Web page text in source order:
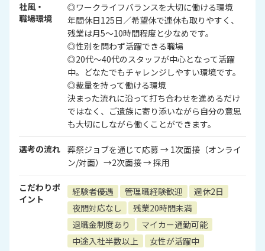
社風・
職場環境
◎ワークライフバランスを大切に働ける環境
年間休日125日／希望休で連休も取りやすく、
残業は月5～10時間程度と少なめです。
◎性別を問わず活躍できる職場
◎20代～40代のスタッフが中心となって活躍
中。どなたでもチャレンジしやすい環境です。
◎裁量を持って働ける環境
決まった流れに沿って打ち合わせを進めるだけ
ではなく、ご遺族に寄り添いながら自分の意思
も大切にしながら働くことができます。
選考の流れ 葬祭ジョブを通じて応募 → 1次面接（オンライ
ン/対面）→2次面接 → 採用
こだわりポ
イント
経験者優遇 管理職経験歓迎
週休2日
夜間対応なし
残業20時間未満
退職金制度あり
マイカー通勤可能
中途入社半数以上
女性が活躍中